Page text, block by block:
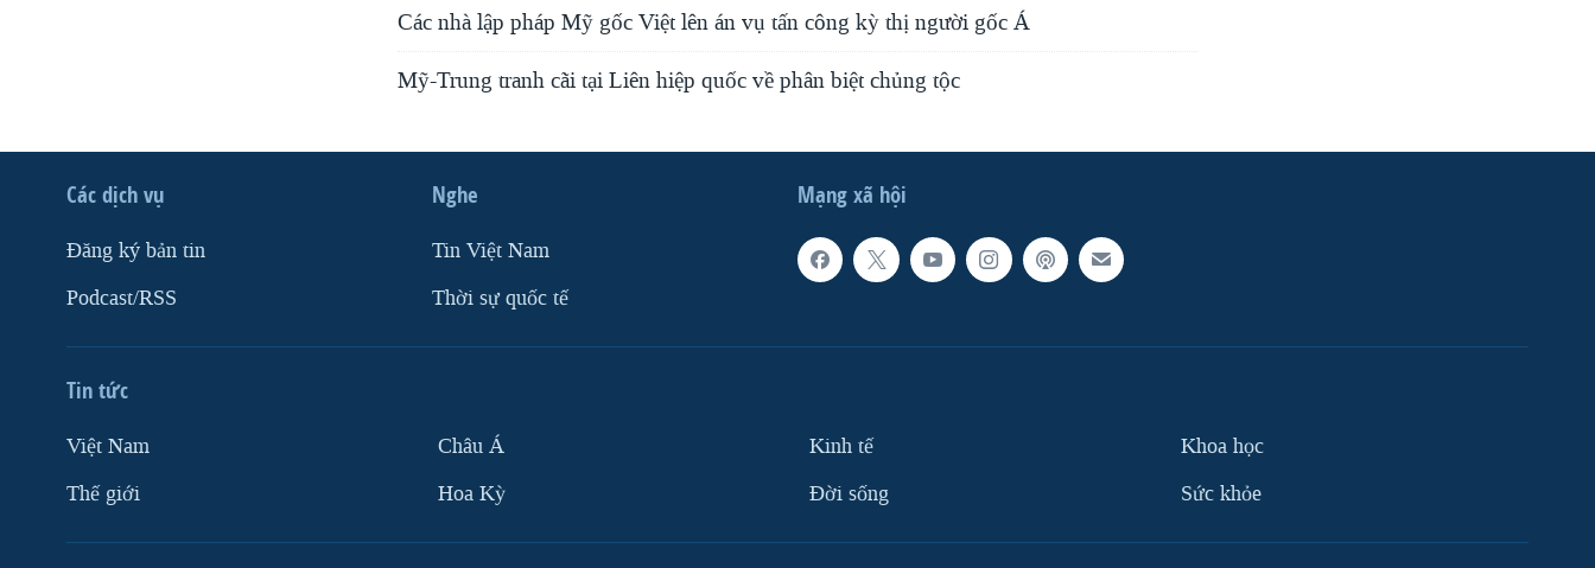
Các nhà lập pháp Mỹ gốc Việt lên án vụ tấn công kỳ thị người gốc Á
Mỹ-Trung tranh cãi tại Liên hiệp quốc về phân biệt chủng tộc
Mạng xã hội
Các dịch vụ
Ðăng ký bản tin
Podcast/RSS
Nghe
Tin Việt Nam
Thời sự quốc tế
Tin tức
Việt Nam
Thế giới
Châu Á
Hoa Kỳ
Kinh tế
Ðời sống
Khoa học
Sức khỏe